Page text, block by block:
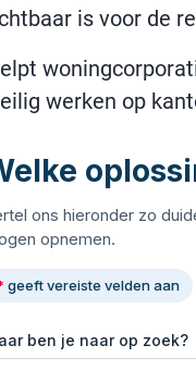
is voor de
werken op
ons hieronder zo
opnemen.
geeft vereiste velden aan
ben je naar op zoek?